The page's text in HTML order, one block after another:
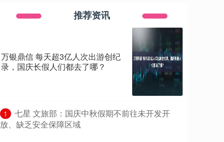
推荐资讯
万银鼎信 每天超3亿人次出游创纪
录，国庆长假人们都去了哪？
1
​七星 文旅部：国庆中秋假期不前往未开发开
放、缺乏安全保障区域